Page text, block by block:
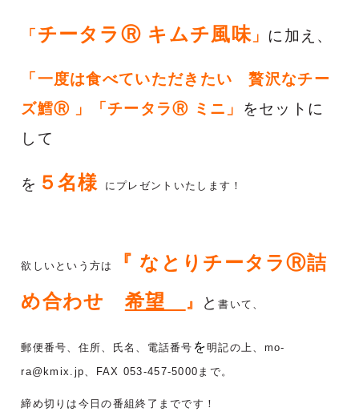
「 チータラⓇ キムチ風味」 に加え、
「一度は食べていただきたい 贅沢なチー
ズ鱈Ⓡ 」「チータラⓇ ミニ」
をセットに
して
を ５名様 にプレゼントいたします！
欲しいという方は 『 なとり チータラⓇ詰
め合わせ
希望 』 と書いて、
郵便番号、住所、氏名、電話番号 を明記の上、mo-
ra@kmix.jp、FAX 053-457-5000まで。
締め切りは今日の番組終了までです！